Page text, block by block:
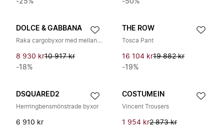
-25%
-50%
DOLCE & GABBANA
Raka cargobyxor med mellanhög midja
8 930 kr10 917 kr
-18%
THE ROW
Tosca Pant
16 104 kr19 882 kr
-19%
DSQUARED2
Herrringbensmönstrade byxor
6 910 kr
COSTUMEIN
Vincent Trousers
1 954 kr2 873 kr